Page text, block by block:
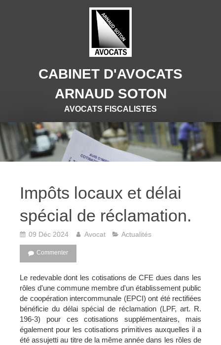
CABINET D'AVOCATS
ARNAUD SOTON
AVOCATS FISCALISTES
Impôts locaux et délai
spécial de réclamation.
09 Déc 2024 Avocat Actualités
Commenter
Le redevable dont les cotisations de CFE dues dans les
rôles d'une commune membre d'un établissement public
de coopération intercommunale (EPCI) ont été rectifiées
bénéficie du délai spécial de réclamation (LPF, art. R.
196-3) pour ces cotisations supplémentaires, mais
également pour les cotisations primitives auxquelles il a
été assujetti au titre de la même année dans les rôles de